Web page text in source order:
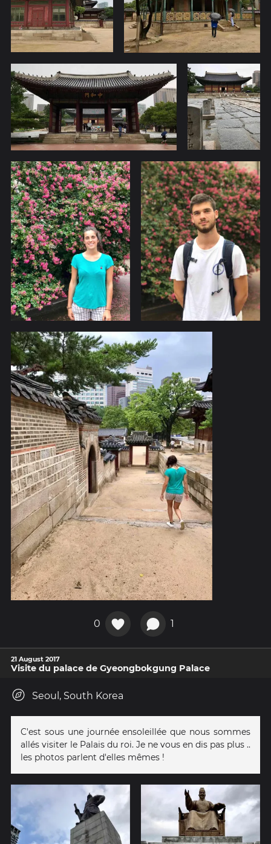
0 1
21 August 2017
Visite du palace de Gyeongbokgung Palace
Seoul, South Korea
C'est sous une journée ensoleillée que nous sommes
allés visiter le Palais du roi. Je ne vous en dis pas plus ..
les photos parlent d'elles mêmes !